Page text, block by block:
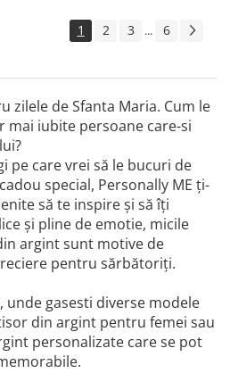
1 2 3 ... 6
zilele de Sfanta Maria. Cum le
mai iubite persoane care-si
pe care vrei să le bucuri de
special, Personally ME ți-
să te inspire și să îți
și pline de emotie, micile
argint sunt motive de
pentru sărbătoriți.
unde gasesti diverse modele
din argint pentru femei sau
personalizate care se pot